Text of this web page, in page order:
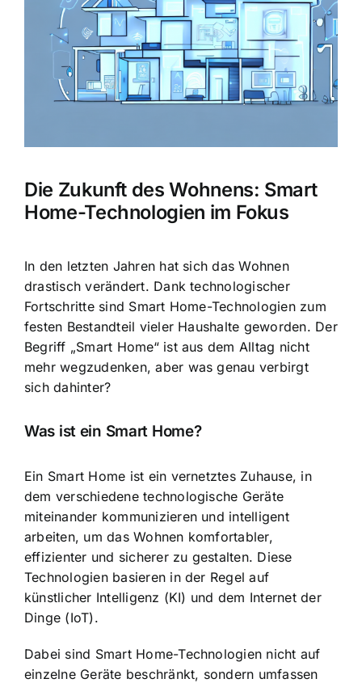
Die Zukunft des Wohnens: Smart
Home-Technologien im Fokus
In den letzten Jahren hat sich das Wohnen
drastisch verändert. Dank technologischer
Fortschritte sind Smart Home-Technologien zum
festen Bestandteil vieler Haushalte geworden. Der
Begriff „Smart Home“ ist aus dem Alltag nicht
mehr wegzudenken, aber was genau verbirgt
sich dahinter?
Was ist ein Smart Home?
Ein Smart Home ist ein vernetztes Zuhause, in
dem verschiedene technologische Geräte
miteinander kommunizieren und intelligent
arbeiten, um das Wohnen komfortabler,
effizienter und sicherer zu gestalten. Diese
Technologien basieren in der Regel auf
künstlicher Intelligenz (KI) und dem Internet der
Dinge (IoT).
Dabei sind Smart Home-Technologien nicht auf
einzelne Geräte beschränkt, sondern umfassen